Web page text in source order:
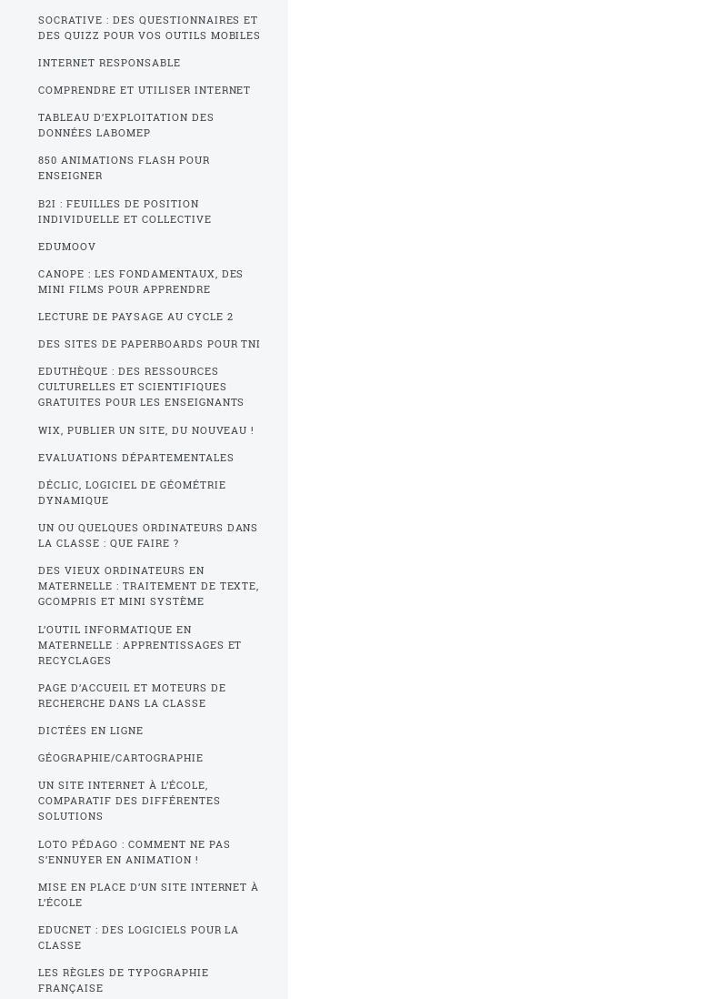
SOCRATIVE : DES QUESTIONNAIRES ET
DES QUIZZ POUR VOS OUTILS MOBILES
INTERNET RESPONSABLE
COMPRENDRE ET UTILISER INTERNET
TABLEAU D’EXPLOITATION DES
DONNÉES LABOMEP
850 ANIMATIONS FLASH POUR
ENSEIGNER
B2I : FEUILLES DE POSITION
INDIVIDUELLE ET COLLECTIVE
EDUMOOV
CANOPE : LES FONDAMENTAUX, DES
MINI FILMS POUR APPRENDRE
LECTURE DE PAYSAGE AU CYCLE 2
DES SITES DE PAPERBOARDS POUR TNI
EDUTHÈQUE : DES RESSOURCES
CULTURELLES ET SCIENTIFIQUES
GRATUITES POUR LES ENSEIGNANTS
WIX, PUBLIER UN SITE, DU NOUVEAU !
EVALUATIONS DÉPARTEMENTALES
DÉCLIC, LOGICIEL DE GÉOMÉTRIE
DYNAMIQUE
UN OU QUELQUES ORDINATEURS DANS
LA CLASSE : QUE FAIRE ?
DES VIEUX ORDINATEURS EN
MATERNELLE : TRAITEMENT DE TEXTE,
GCOMPRIS ET MINI SYSTÈME
L’OUTIL INFORMATIQUE EN
MATERNELLE : APPRENTISSAGES ET
RECYCLAGES
PAGE D’ACCUEIL ET MOTEURS DE
RECHERCHE DANS LA CLASSE
DICTÉES EN LIGNE
GÉOGRAPHIE/CARTOGRAPHIE
UN SITE INTERNET À L’ÉCOLE,
COMPARATIF DES DIFFÉRENTES
SOLUTIONS
LOTO PÉDAGO : COMMENT NE PAS
S’ENNUYER EN ANIMATION !
MISE EN PLACE D’UN SITE INTERNET À
L’ÉCOLE
EDUCNET : DES LOGICIELS POUR LA
CLASSE
LES RÈGLES DE TYPOGRAPHIE
FRANÇAISE